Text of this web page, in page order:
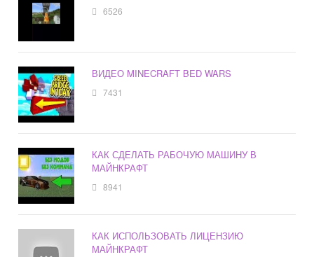
6526
ВИДЕО MINECRAFT BED WARS
7431
КАК СДЕЛАТЬ РАБОЧУЮ МАШИНУ В
МАЙНКРАФТ
8941
КАК ИСПОЛЬЗОВАТЬ ЛИЦЕНЗИЮ
МАЙНКРАФТ